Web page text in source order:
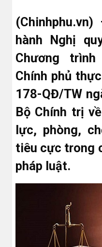
hành Nghị
Chương
Chính phủ
178-QĐ/TW
Bộ Chính trị
lực, phòng,
tiêu cực trong
pháp luật.